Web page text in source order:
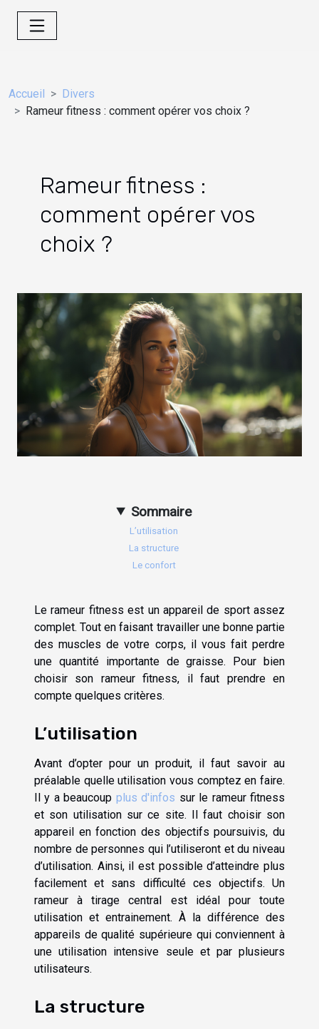
Accueil
Divers
Rameur fitness : comment opérer vos choix ?
Rameur fitness :
comment opérer vos
choix ?
Sommaire
L’utilisation
La structure
Le confort
Le rameur fitness est un appareil de sport assez
complet. Tout en faisant travailler une bonne partie
des muscles de votre corps, il vous fait perdre
une quantité importante de graisse. Pour bien
choisir son rameur fitness, il faut prendre en
compte quelques critères.
L’utilisation
Avant d’opter pour un produit, il faut savoir au
préalable quelle utilisation vous comptez en faire.
Il y a beaucoup plus d'infos sur le rameur fitness
et son utilisation sur ce site. Il faut choisir son
appareil en fonction des objectifs poursuivis, du
nombre de personnes qui l’utiliseront et du niveau
d’utilisation. Ainsi, il est possible d’atteindre plus
facilement et sans difficulté ces objectifs. Un
rameur à tirage central est idéal pour toute
utilisation et entrainement. À la différence des
appareils de qualité supérieure qui conviennent à
une utilisation intensive seule et par plusieurs
utilisateurs.
La structure